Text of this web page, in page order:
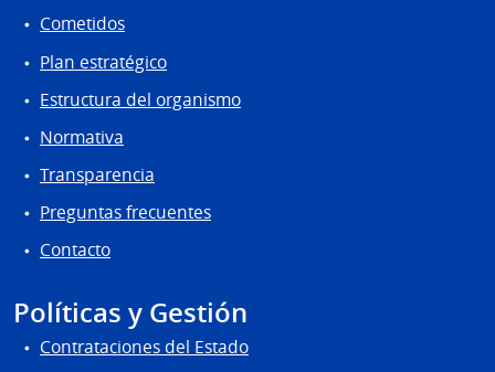
Cometidos
Plan estratégico
Estructura del organismo
Normativa
Transparencia
Preguntas frecuentes
Contacto
Políticas y Gestión
Contrataciones del Estado